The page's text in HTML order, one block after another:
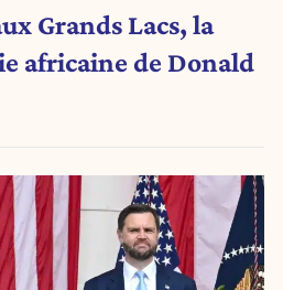
Grands Lacs, la
africaine de Donald